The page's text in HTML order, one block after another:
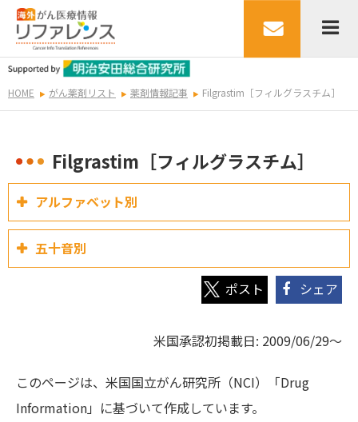
HOME がん薬剤リスト 薬剤情報記事 Filgrastim［フィルグラスチム］
Filgrastim［フィルグラスチム］
アルファベット別
五十音別
シェア
米国承認初掲載日: 2009/06/29～
このページは、米国国立がん研究所（NCI）「Drug
Information」に基づいて作成しています。